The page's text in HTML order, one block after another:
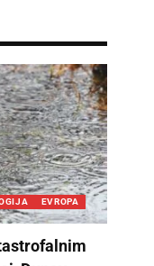
EVROPA